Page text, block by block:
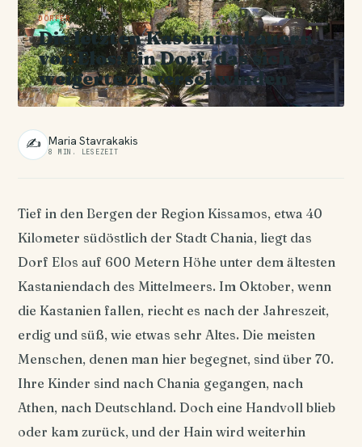
DÖRFER
Die letzten Kastanienbauern
von Elos: Ein Dorf, das sich
weigerte zu verschwinden
✍ Maria Stavrakakis
8 MIN. LESEZEIT
Tief in den Bergen der Region Kissamos, etwa 40
Kilometer südöstlich der Stadt Chania, liegt das
Dorf Elos auf 600 Metern Höhe unter dem ältesten
Kastaniendach des Mittelmeers. Im Oktober, wenn
die Kastanien fallen, riecht es nach der Jahreszeit,
erdig und süß, wie etwas sehr Altes. Die meisten
Menschen, denen man hier begegnet, sind über 70.
Ihre Kinder sind nach Chania gegangen, nach
Athen, nach Deutschland. Doch eine Handvoll blieb
oder kam zurück, und der Hain wird weiterhin